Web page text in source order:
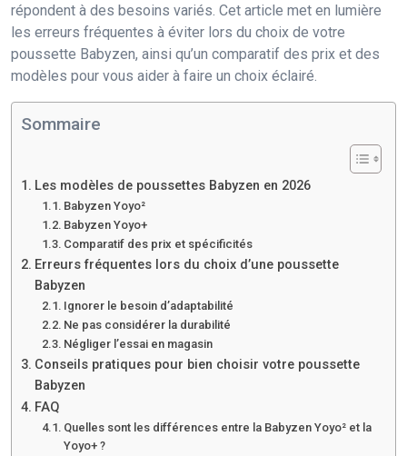
répondent à des besoins variés. Cet article met en lumière
les erreurs fréquentes à éviter lors du choix de votre
poussette Babyzen, ainsi qu’un comparatif des prix et des
modèles pour vous aider à faire un choix éclairé.
Sommaire
Les modèles de poussettes Babyzen en 2026
Babyzen Yoyo²
Babyzen Yoyo+
Comparatif des prix et spécificités
Erreurs fréquentes lors du choix d’une poussette
Babyzen
Ignorer le besoin d’adaptabilité
Ne pas considérer la durabilité
Négliger l’essai en magasin
Conseils pratiques pour bien choisir votre poussette
Babyzen
FAQ
Quelles sont les différences entre la Babyzen Yoyo² et la
Yoyo+ ?